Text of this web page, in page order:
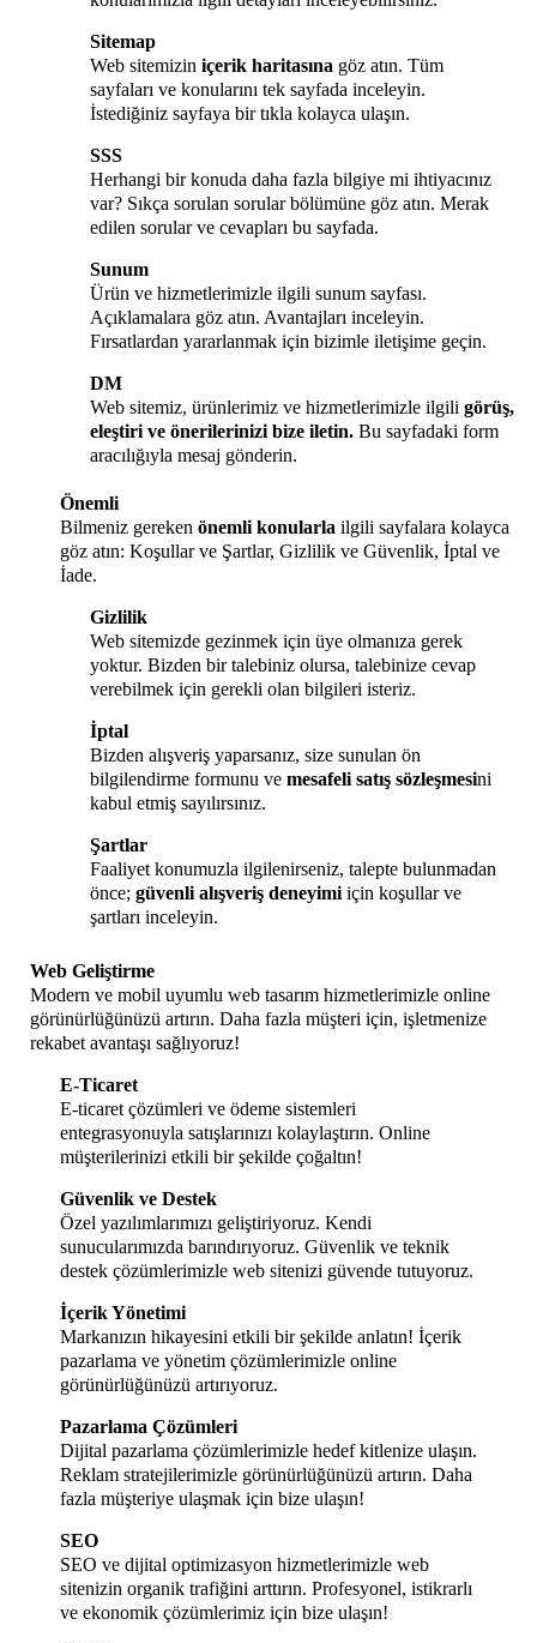
Sitemap
Web sitemizin içerik haritasına göz atın. Tüm
sayfaları ve konularını tek sayfada inceleyin.
İstediğiniz sayfaya bir tıkla kolayca ulaşın.
SSS
Herhangi bir konuda daha fazla bilgiye mi ihtiyacınız
var? Sıkça sorulan sorular bölümüne göz atın. Merak
edilen sorular ve cevapları bu sayfada.
Sunum
Ürün ve hizmetlerimizle ilgili sunum sayfası.
Açıklamalara göz atın. Avantajları inceleyin.
Fırsatlardan yararlanmak için bizimle iletişime geçin.
DM
Web sitemiz, ürünlerimiz ve hizmetlerimizle ilgili görüş,
eleştiri ve önerilerinizi bize iletin. Bu sayfadaki form
aracılığıyla mesaj gönderin.
Önemli
Bilmeniz gereken önemli konularla ilgili sayfalara kolayca
göz atın: Koşullar ve Şartlar, Gizlilik ve Güvenlik, İptal ve
İade.
Gizlilik
Web sitemizde gezinmek için üye olmanıza gerek
yoktur. Bizden bir talebiniz olursa, talebinize cevap
verebilmek için gerekli olan bilgileri isteriz.
İptal
Bizden alışveriş yaparsanız, size sunulan ön
bilgilendirme formunu ve mesafeli satış sözleşmesini
kabul etmiş sayılırsınız.
Şartlar
Faaliyet konumuzla ilgilenirseniz, talepte bulunmadan
önce; güvenli alışveriş deneyimi için koşullar ve
şartları inceleyin.
Web Geliştirme
Modern ve mobil uyumlu web tasarım hizmetlerimizle online
görünürlüğünüzü artırın. Daha fazla müşteri için, işletmenize
rekabet avantaşı sağlıyoruz!
E-Ticaret
E-ticaret çözümleri ve ödeme sistemleri
entegrasyonuyla satışlarınızı kolaylaştırın. Online
müşterilerinizi etkili bir şekilde çoğaltın!
Güvenlik ve Destek
Özel yazılımlarımızı geliştiriyoruz. Kendi
sunucularımızda barındırıyoruz. Güvenlik ve teknik
destek çözümlerimizle web sitenizi güvende tutuyoruz.
İçerik Yönetimi
Markanızın hikayesini etkili bir şekilde anlatın! İçerik
pazarlama ve yönetim çözümlerimizle online
görünürlüğünüzü artırıyoruz.
Pazarlama Çözümleri
Dijital pazarlama çözümlerimizle hedef kitlenize ulaşın.
Reklam stratejilerimizle görünürlüğünüzü artırın. Daha
fazla müşteriye ulaşmak için bize ulaşın!
SEO
SEO ve dijital optimizasyon hizmetlerimizle web
sitenizin organik trafiğini arttırın. Profesyonel, istikrarlı
ve ekonomik çözümlerimiz için bize ulaşın!